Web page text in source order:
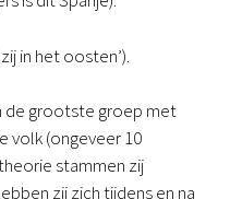
in het oosten’).
de grootste groep met
volk (ongeveer 10
stammen zij
zij zich tijdens en na